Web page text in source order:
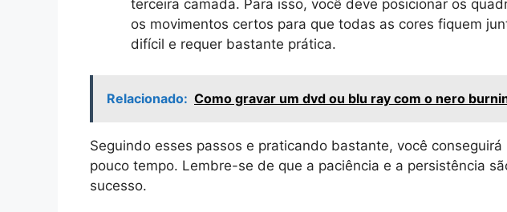
terceira camada. Para isso, você deve posicionar os
os movimentos certos para que todas as cores fiquem
difícil e requer bastante prática.
Relacionado: Como gravar um dvd ou blu ray com o nero
Seguindo esses passos e praticando bastante, você
pouco tempo. Lembre-se de que a paciência e a persistência
sucesso.